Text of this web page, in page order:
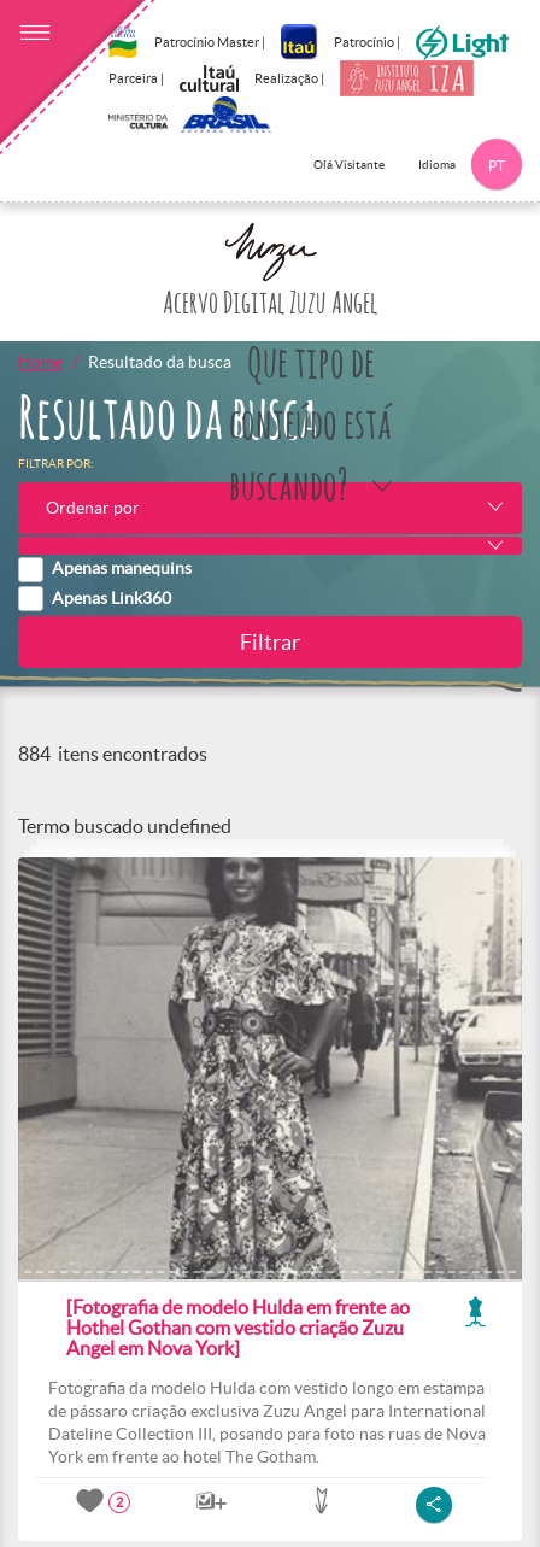
Patrocínio Master | Patrocínio |
Parceira | Realização |
Olá Visitante Idioma PT
Acervo Digital Zuzu Angel
Que tipo de
conteúdo está
buscando?
Home Resultado da busca
Resultado da busca
FILTRAR POR:
Ordenar por
Apenas manequins
Apenas Link360
884 itens encontrados
Termo buscado undefined
[Fotografia de modelo Hulda em frente ao
Hothel Gothan com vestido criação Zuzu
Angel em Nova York]
Fotografia da modelo Hulda com vestido longo em estampa
de pássaro criação exclusiva Zuzu Angel para International
Dateline Collection III, posando para foto nas ruas de Nova
York em frente ao hotel The Gotham.
2